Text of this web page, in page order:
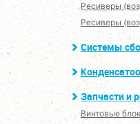
Ресиверы
Ресиверы
Системы
Запчасти и
Винтовые